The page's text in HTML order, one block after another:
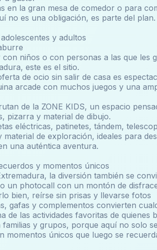
en la gran mesa de comedor o para
no es una obligación, es parte del plan.
y adultos
niños o con personas a las que les
este es el sitio.
de ocio sin salir de casa es
arcade con muchos juegos y una
de la ZONE KIDS, un espacio
pizarra y material de dibujo.
eléctricas, patinetes, tándem,
de exploración, ideales para
una auténtica aventura.
y momentos únicos
la diversión también se
un photocall con un montón de
bien, reírse sin prisas y llevarse fotos
gafas y complementos convierten
de las actividades favoritas de quienes
y grupos, porque aquí no solo
momentos únicos que luego se